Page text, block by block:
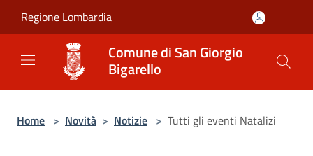
Regione Lombardia
Comune di San Giorgio
Bigarello
Home > Novità > Notizie > Tutti gli eventi Natalizi